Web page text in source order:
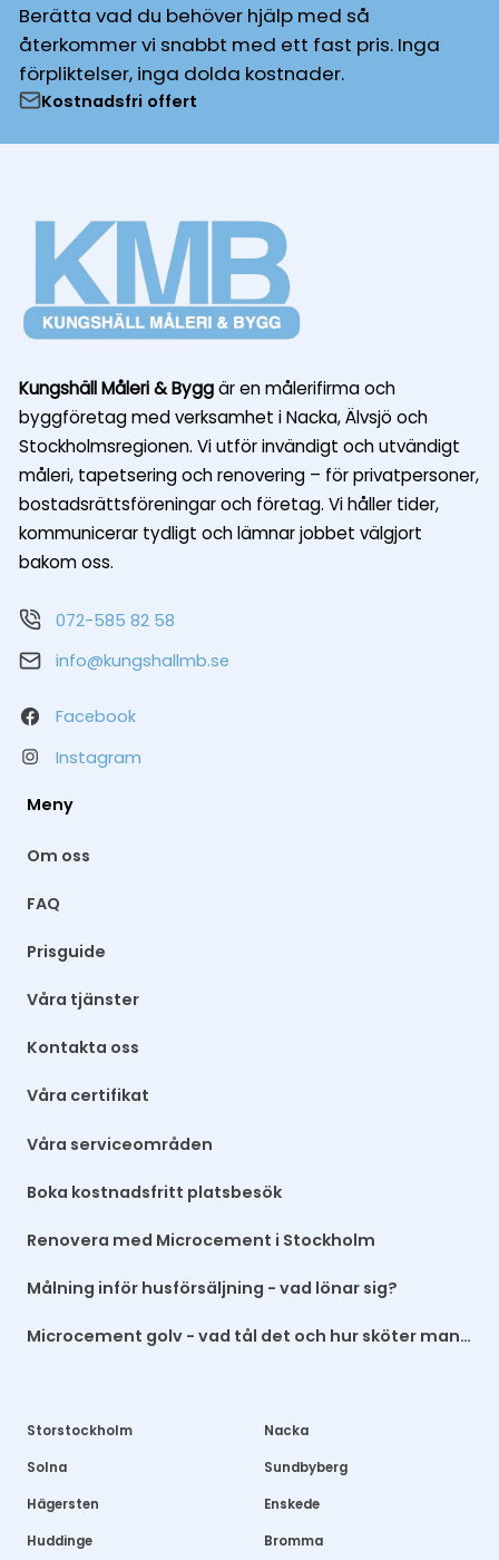
Berätta vad du behöver hjälp med så
återkommer vi snabbt med ett fast pris. Inga
förpliktelser, inga dolda kostnader.
Kostnadsfri offert
Kungshäll Måleri & Byggär en målerifirma och
byggföretag med verksamhet i Nacka, Älvsjö och
Stockholmsregionen. Vi utför invändigt och utvändigt
måleri, tapetsering och renovering – för privatpersoner,
bostadsrättsföreningar och företag. Vi håller tider,
kommunicerar tydligt och lämnar jobbet välgjort
bakom oss.
072-585 82 58
info@kungshallmb.se
Facebook
Instagram
Meny
Om oss
FAQ
Prisguide
Våra tjänster
Kontakta oss
Våra certifikat
Våra serviceområden
Boka kostnadsfritt platsbesök
Renovera med Microcement i Stockholm
Målning inför husförsäljning - vad lönar sig?
Microcement golv - vad tål det och hur sköter man det?
Storstockholm Nacka
Solna Sundbyberg
Hägersten Enskede
Huddinge Bromma